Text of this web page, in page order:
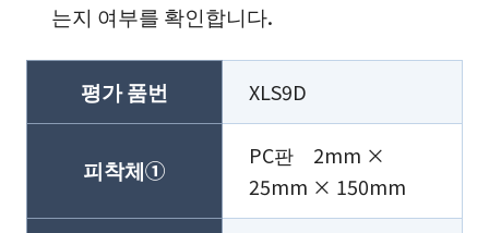
는지 여부를 확인합니다.
평가 품번 XLS9D
피착체①
PC판 2mm ×
25mm × 150mm